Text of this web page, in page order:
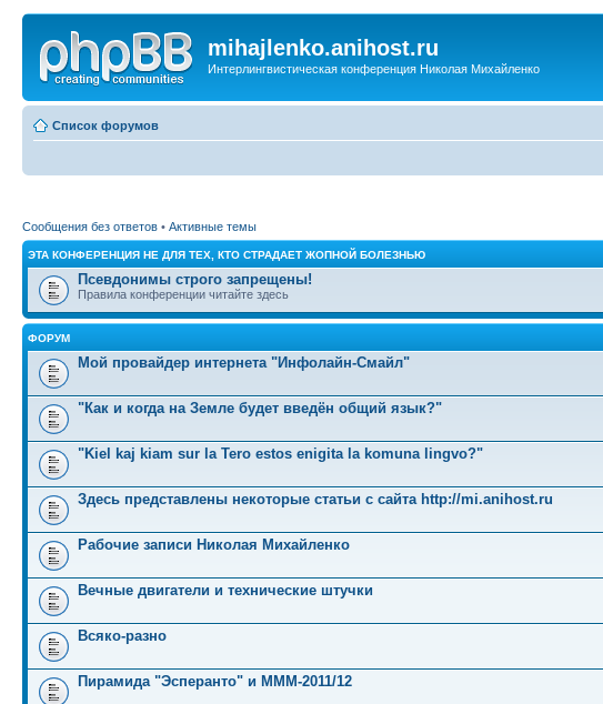
mihajlenko.anihost.ru
Интерлингвистическая конференция Николая Михайленко
Список форумов
Сообщения без ответов • Активные темы
ЭТА КОНФЕРЕНЦИЯ НЕ ДЛЯ ТЕХ, КТО СТРАДАЕТ ЖОПНОЙ БОЛЕЗНЬЮ
Псевдонимы строго запрещены!
Правила конференции читайте здесь
ФОРУМ
Мой провайдер интернета "Инфолайн-Смайл"
"Как и когда на Земле будет введён общий язык?"
"Kiel kaj kiam sur la Tero estos enigita la komuna lingvo?"
Здесь представлены некоторые статьи с сайта http://mi.anihost.ru
Рабочие записи Николая Михайленко
Вечные двигатели и технические штучки
Всяко-разно
Пирамида "Эсперанто" и MMM-2011/12